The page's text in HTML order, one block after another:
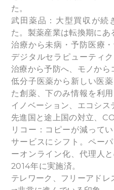
た。
武田薬品：大型買収が続
た。製薬産業は転換期にあ
治療から未病・予防医療
デジタルセラピューティ
治療から予防へ、モノから
低分子医薬から新しい医
た創薬、下のみ情報を利
イノベーション、エコシス
先進国と途上国の対立、
リコー：コピーが減って
サービスにシフト。ペー
ーオンライン化、代理人
2014年に実施済。
テレワーク、フリーアドレ